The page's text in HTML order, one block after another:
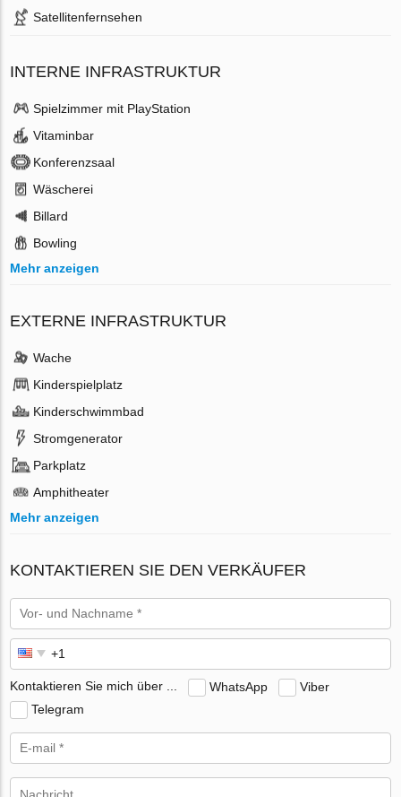
Satellitenfernsehen
INTERNE INFRASTRUKTUR
Spielzimmer mit PlayStation
Vitaminbar
Konferenzsaal
Wäscherei
Billard
Bowling
Mehr anzeigen
EXTERNE INFRASTRUKTUR
Wache
Kinderspielplatz
Kinderschwimmbad
Stromgenerator
Parkplatz
Amphitheater
Mehr anzeigen
KONTAKTIEREN SIE DEN VERKÄUFER
Kontaktieren Sie mich über ... WhatsApp
Viber
Telegram